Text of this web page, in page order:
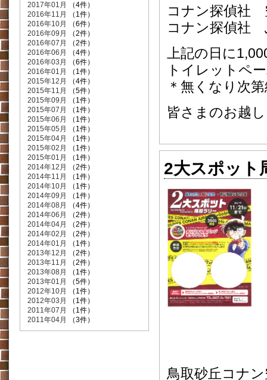
コナン探偵社
コナン探偵社
上記の日に
トイレットペ
＊無くなり次
皆さまのお越
2大スポット
鳥取砂丘コナ
2017年01月
（4件）
2016年11月
（1件）
2016年10月
（6件）
2016年09月
（2件）
2016年07月
（2件）
2016年06月
（4件）
2016年03月
（6件）
2016年01月
（1件）
2015年12月
（4件）
2015年11月
（5件）
2015年09月
（1件）
2015年07月
（1件）
2015年06月
（1件）
2015年05月
（1件）
2015年04月
（1件）
2015年02月
（1件）
2015年01月
（1件）
2014年12月
（2件）
2014年11月
（1件）
2014年10月
（1件）
2014年09月
（1件）
2014年08月
（4件）
2014年06月
（2件）
2014年04月
（2件）
2014年02月
（2件）
2014年01月
（1件）
2013年12月
（2件）
2013年11月
（2件）
2013年08月
（1件）
2013年01月
（5件）
2012年10月
（1件）
2012年03月
（1件）
2011年07月
（1件）
2011年04月
（3件）